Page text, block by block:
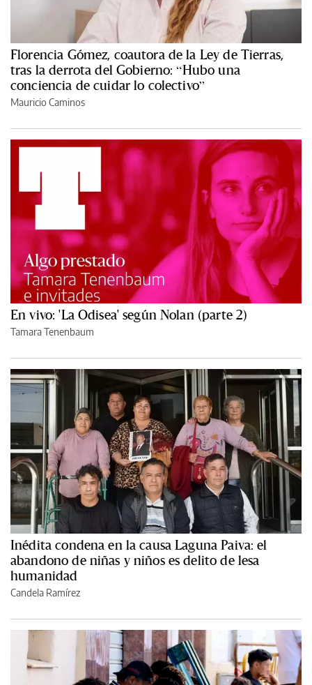
Florencia Gómez, coautora de la Ley de Tierras,
tras la derrota del Gobierno: “Hubo una
conciencia de cuidar lo colectivo”
Mauricio Caminos
En vivo: 'La Odisea' según Nolan (parte 2)
Tamara Tenenbaum
Inédita condena en la causa Laguna Paiva: el
abandono de niñas y niños es delito de lesa
humanidad
Candela Ramírez